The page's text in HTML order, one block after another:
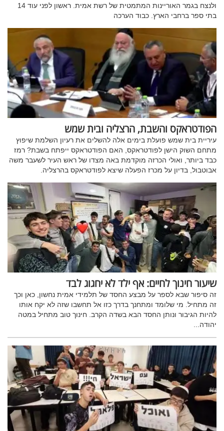
ולנצח בגמר האוריינות המתמטית של רשת אמית. ראשון לפני עוד 14
בתי ספר ברחבי הארץ. כבוד הערכה
הפודטראקס והשבת, הרצליה ובית שמש
עיריית בית שמש פועלת בימים אלה להשלים את רעיון השלמת שיפוץ
מתחם השוק הישן לפודטראקס, האם הפודטראקס ייפתח בשבת? רמז
כבד ביותר, ואולי הכרזה מוקדמת באה מצדו של ראש העיר לשעבר משה
אבוטבול, בדיון על מכרז הפעלה שיצא לפודטראקס בהרצליה.
שיעור חינוך לחיים: אף ילד לא יחגוג לבד
זה סיפור שבא לספר על מבצע החסד של תלמידי אמית נחשון, כאן וכך
זה מתחיל. מי שלומד ומתחנך בדרך כזו אל תחשבו שזה לא יקח אותו
להיות הגיבור ונותן החסד הבא בשדה הקרב. חינוך טוב מתחיל במטה
יהודה...